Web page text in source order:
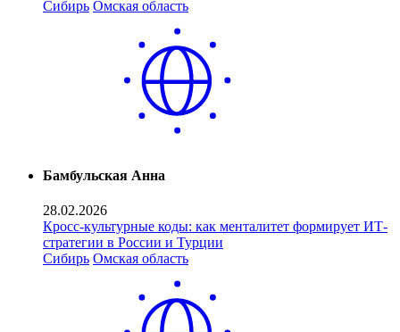
Сибирь Омская область
Бамбульская Анна
28.02.2026
Кросс-культурные коды: как менталитет формирует ИТ-
стратегии в России и Турции
Сибирь Омская область